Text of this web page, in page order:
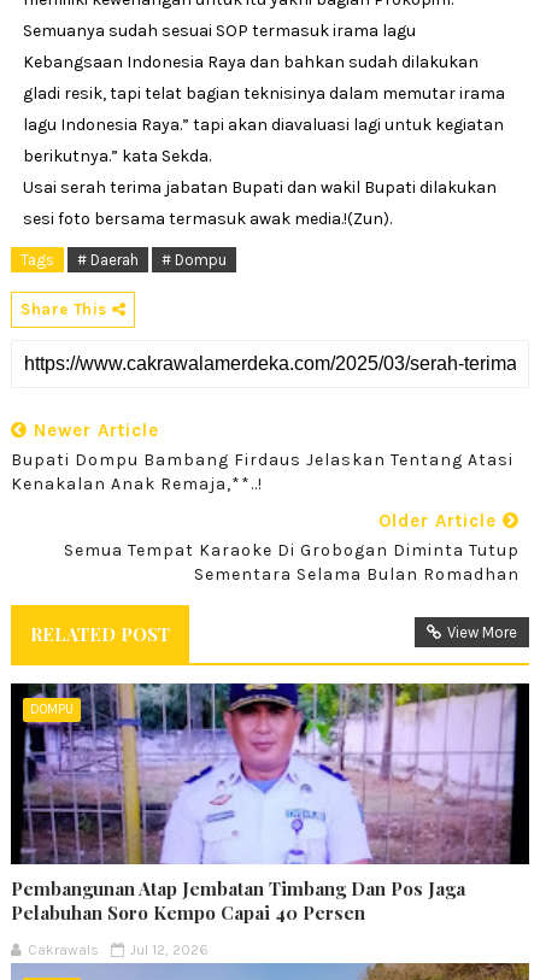
Semuanya sudah sesuai SOP termasuk irama lagu
Kebangsaan Indonesia Raya dan bahkan sudah dilakukan
gladi resik, tapi telat bagian teknisinya dalam memutar irama
lagu Indonesia Raya.” tapi akan diavaluasi lagi untuk kegiatan
berikutnya.” kata Sekda.
Usai serah terima jabatan Bupati dan wakil Bupati dilakukan
sesi foto bersama termasuk awak media.!(Zun).
Tags # Daerah # Dompu
Share This
Newer Article
Bupati Dompu Bambang Firdaus Jelaskan Tentang Atasi
Kenakalan Anak Remaja,**..!
Older Article
Semua Tempat Karaoke Di Grobogan Diminta Tutup
Sementara Selama Bulan Romadhan
RELATED POST View More
DOMPU
Pembangunan Atap Jembatan Timbang Dan Pos Jaga
Pelabuhan Soro Kempo Capai 40 Persen
Cakrawals Jul 12, 2026